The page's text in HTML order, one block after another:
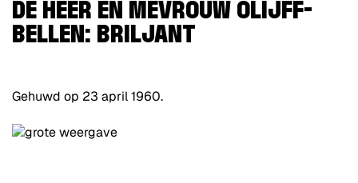
DE HEER EN MEVROUW OLIJFF-
BELLEN: BRILJANT
Gehuwd op 23 april 1960.